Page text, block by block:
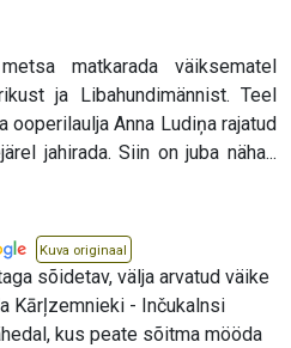
matkarada väiksematel
ja Libahundimännist. Teel
ooperilaulja Anna Ludiņa rajatud
jahirada. Siin on juba näha...
Kuva originaal
sõidetav, välja arvatud väike
Kārļzemnieki - Inčukalnsi
kus peate sõitma mööda